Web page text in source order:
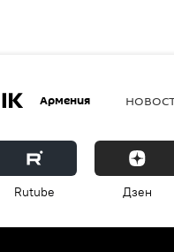
Армения
Rutube Дзен